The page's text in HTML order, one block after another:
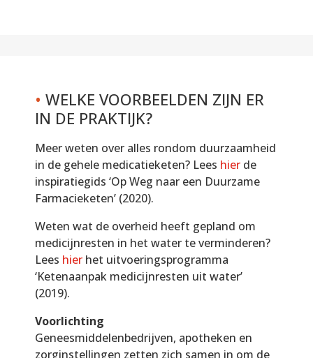
• WELKE VOORBEELDEN ZIJN ER
IN DE PRAKTIJK?
Meer weten over alles rondom duurzaamheid
in de gehele medicatieketen? Lees hier de
inspiratiegids ‘Op Weg naar een Duurzame
Farmacieketen’ (2020).
Weten wat de overheid heeft gepland om
medicijnresten in het water te verminderen?
Lees hier het uitvoeringsprogramma
‘Ketenaanpak medicijnresten uit water’
(2019).
Voorlichting
Geneesmiddelenbedrijven, apotheken en
zorginstellingen zetten zich samen in om de